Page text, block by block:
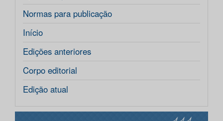
Normas para publicação
Início
Edições anteriores
Corpo editorial
Edição atual